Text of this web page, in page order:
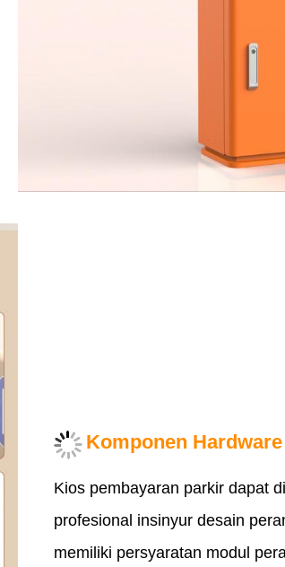
Komponen Hardware
Kios pembayaran parkir dapat
profesional insinyur desain
memiliki persyaratan modul